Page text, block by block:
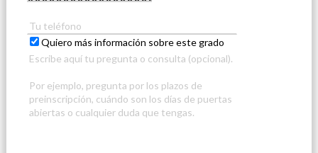
Quiero más información sobre este grado